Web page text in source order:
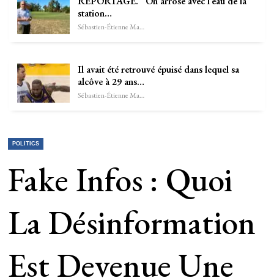
station…
Sébastien-Étienne Marechal
Il avait été retrouvé épuisé dans lequel sa
alcôve à 29 ans…
Sébastien-Étienne Marechal
POLITICS
Fake Infos : Quoi
La Désinformation
Est Devenue Une